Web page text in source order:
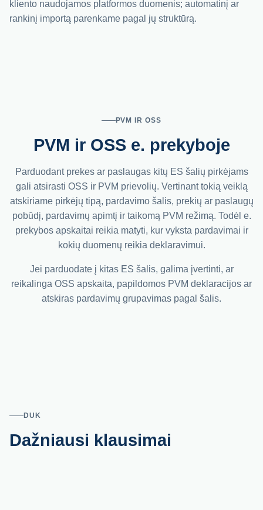
kliento naudojamos platformos duomenis; automatinį ar
rankinį importą parenkame pagal jų struktūrą.
PVM IR OSS
PVM ir OSS e. prekyboje
Parduodant prekes ar paslaugas kitų ES šalių pirkėjams
gali atsirasti OSS ir PVM prievolių. Vertinant tokią veiklą
atskiriame pirkėjų tipą, pardavimo šalis, prekių ar paslaugų
pobūdį, pardavimų apimtį ir taikomą PVM režimą. Todėl e.
prekybos apskaitai reikia matyti, kur vyksta pardavimai ir
kokių duomenų reikia deklaravimui.
Jei parduodate į kitas ES šalis, galima įvertinti, ar
reikalinga OSS apskaita, papildomos PVM deklaracijos ar
atskiras pardavimų grupavimas pagal šalis.
DUK
Dažniausi klausimai